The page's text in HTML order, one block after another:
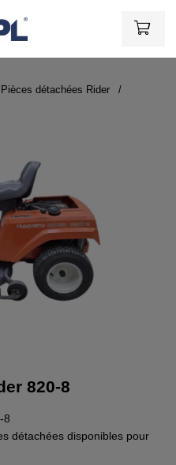
Pièces détachées Rider
820-8
8
détachées disponibles pour